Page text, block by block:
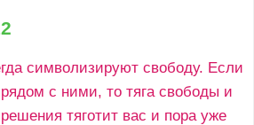
символизируют свободу. Если
с ними, то тяга свободы и
тяготит вас и пора уже